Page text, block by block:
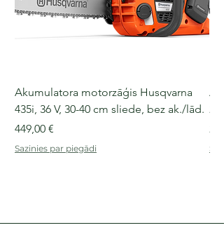
Akumulatora motorzāģis Husqvarna
435i, 36 V, 30-40 cm sliede, bez ak./lād.
Cena
449,00 €
Sazinies par piegādi